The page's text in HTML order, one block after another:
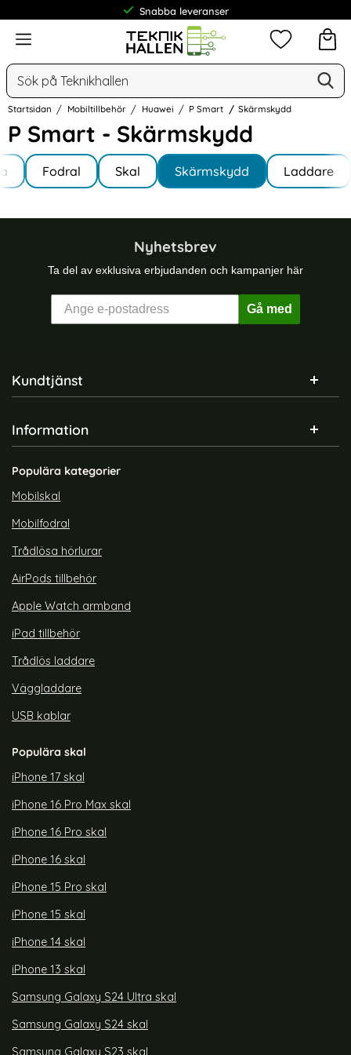
Snabba leveranser
Meny
Sök
Mina
Startsidan Mobiltillbehör Huawei P Smart Skärmskydd
P Smart - Skärmskydd
Hoppa
till
produkter
Underkategorier
Fodral Skal Skärmskydd Laddare
Nyhetsbrev
Ta del av exklusiva erbjudanden och kampanjer här
Gå med
Sidfot Blandad info och länkar
Kundtjänst
Information
Populära kategorier
Mobilskal
Mobilfodral
Trådlösa hörlurar
AirPods tillbehör
Apple Watch armband
iPad tillbehör
Trådlös laddare
Väggladdare
USB kablar
Populära skal
iPhone 17 skal
iPhone 16 Pro Max skal
iPhone 16 Pro skal
iPhone 16 skal
iPhone 15 Pro skal
iPhone 15 skal
iPhone 14 skal
iPhone 13 skal
Samsung Galaxy S24 Ultra skal
Samsung Galaxy S24 skal
Samsung Galaxy S23 skal